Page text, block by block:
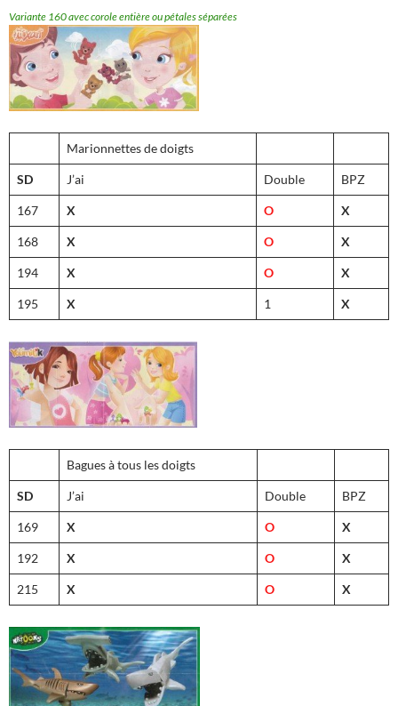
Variante 160 avec corole entière ou pétales séparées
Marionnettes de doigts
SD J’ai Double BPZ
167 X O X
168 X O X
194 X O X
195 X 1 X
Bagues à tous les doigts
SD J’ai Double BPZ
169 X O X
192 X O X
215 X O X